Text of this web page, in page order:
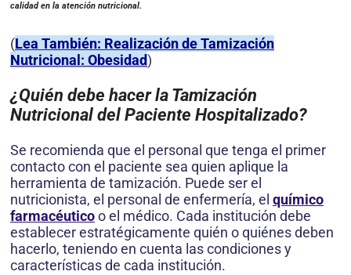
calidad en la atención nutricional.
(Lea También: Realización de Tamización
Nutricional: Obesidad)
¿Quién debe hacer la Tamización
Nutricional del Paciente Hospitalizado?
Se recomienda que el personal que tenga el primer
con­tacto con el paciente sea quien aplique la
herramienta de tamización. Puede ser el
nutricionista, el personal de enfermería, el químico
farmacéuticoo el médico. Cada institución debe
establecer estratégicamente quién o quiénes deben
hacerlo, teniendo en cuenta las condi­ciones y
características de cada institución.